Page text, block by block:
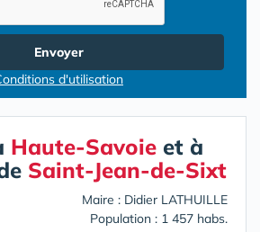
Envoyer
d'utilisation
Haute-Savoie et à
Saint-Jean-de-Sixt
Maire : Didier LATHUILLE
Population : 1 457 habs.